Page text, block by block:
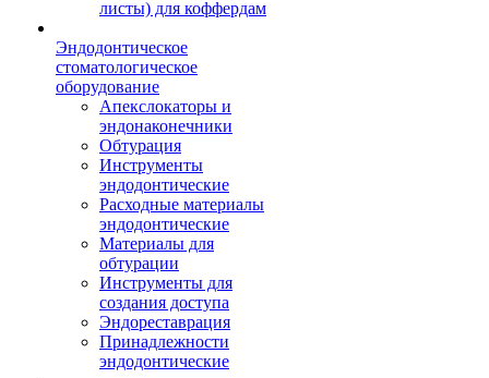
листы) для коффердам
Эндодонтическое
стоматологическое
оборудование
Апекслокаторы и
эндонаконечники
Обтурация
Инструменты
эндодонтические
Расходные материалы
эндодонтические
Материалы для
обтурации
Инструменты для
создания доступа
Эндореставрация
Принадлежности
эндодонтические